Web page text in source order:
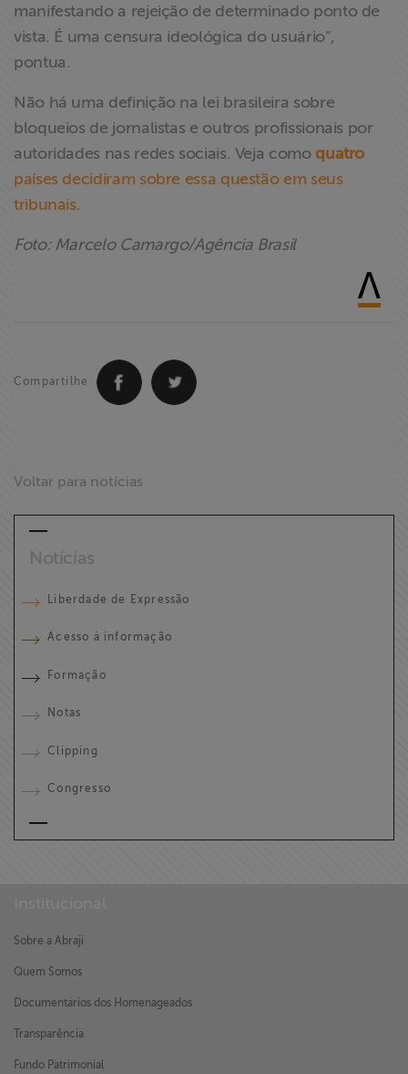
manifestando a rejeição de determinado ponto de
vista. É uma censura ideológica do usuário”,
pontua.
Não há uma definição na lei brasileira sobre
bloqueios de jornalistas e outros profissionais por
autoridades nas redes sociais. Veja como quatro
países decidiram sobre essa questão em seus
tribunais.
Foto: Marcelo Camargo/Agência Brasil
Compartilhe
Voltar para notícias
Notícias
Liberdade de Expressão
Acesso à informação
Formação
Notas
Clipping
Congresso
Sobre a Abraji
Quem Somos
Documentários dos Homenageados
Transparência
Fundo Patrimonial